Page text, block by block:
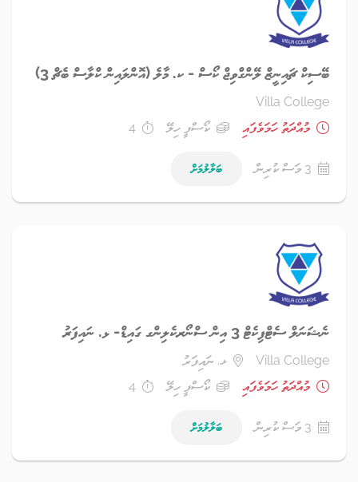
ބޭސިކް ޗައިނީޒް ލޭންގްވިޖް ކޯސް - ކ. މާލެ (އޮންލައިން ކްލާސް ބެޗް 3)
Villa College
މުއްދަތު ހަމަވެފައި
ކޯސްފީ ހިލޭ 4
3 މަސް ކުރިން ބަލާލުމަށް
ނެޝަނަލް ސެޓްފިކެޓް 3 އިން ސްނޯރކެލިންގ ގައިޑް- ޅ. ނައިފަރު
Villa College
ޅ. ނައިފަރު
މުއްދަތު ހަމަވެފައި
ކޯސްފީ ހިލޭ 4
3 މަސް ކުރިން ބަލާލުމަށް